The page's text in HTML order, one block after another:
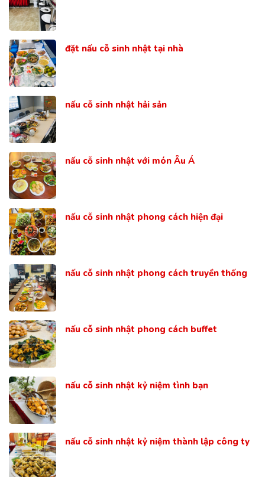
đặt nấu cỗ sinh nhật tại nhà
nấu cỗ sinh nhật hải sản
nấu cỗ sinh nhật với món Âu Á
nấu cỗ sinh nhật phong cách hiện đại
nấu cỗ sinh nhật phong cách truyền thống
nấu cỗ sinh nhật phong cách buffet
nấu cỗ sinh nhật kỷ niệm tình bạn
nấu cỗ sinh nhật kỷ niệm thành lập công ty